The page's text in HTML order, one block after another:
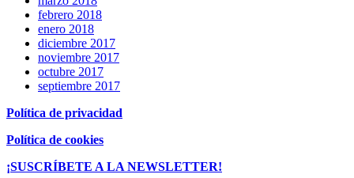
febrero 2018
enero 2018
diciembre 2017
noviembre 2017
octubre 2017
septiembre 2017
Política de privacidad
Política de cookies
¡SUSCRÍBETE A LA NEWSLETTER!